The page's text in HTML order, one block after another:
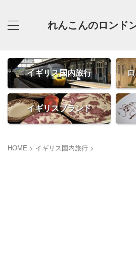
れんこんのロンド
イギリス国内旅行
イギリスブランド
HOME > イギリス国内旅行 >